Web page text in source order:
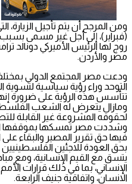
(فبراير)، إلى أجل غير مسمى
روج لها الرئيس الأميركي دونالد
مصر والأردن.
ودعت مصر المجتمع الدولي بمختلف
التوحد وراء رؤية سياسية
تتأسس هذه الرؤية على ضرورة
ومازال يتعرض له الشعب
لحقوقه المشروعة غير القابلة
وشددت مصر تمسكها بموقفها
فيها حق تقرير المصير والبقاء
بحق العودة للاجئين
يتسق مع القيم الإنسانية، ومع
الإنساني، بما في ذلك قرارات
الانسان، واتفاقية جنيف الرابعة.